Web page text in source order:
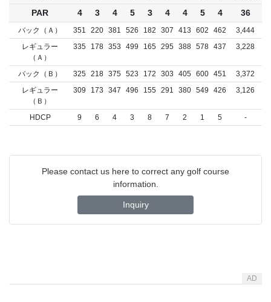
PAR
4 3 4 5 3 4 4 5 4 36
バック（Ａ） 351 220 381 526 182 307 413 602 462
3,444
レギュラー
（Ａ）
335 178 353 499 165 295 388 578 437 3,228
バック（Ｂ） 325 218 375 523 172 303 405 600 451
3,372
レギュラー
（Ｂ）
309 173 347 496 155 291 380 549 426 3,126
HDCP 9 6 4 3 8 7 2 1 5 -
Please contact us here to correct any golf course
information.
Inquiry
AD